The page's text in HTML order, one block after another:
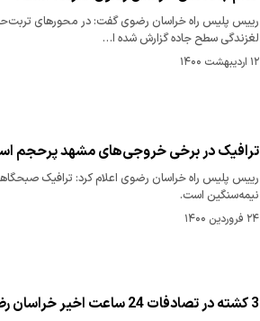
رییس پلیس راه خراسان‌ رضوی گفت: در محورهای
لغزندگی سطح جاده گزارش شده ا…
۱۲ اردیبهشت ۱۴۰۰
ترافیک در برخی خروجی‌های مشهد پرحجم
رییس پلیس راه خراسان‌ رضوی اعلام کرد: ترافیک
نیمه‌سنگین است.
۲۴ فروردین ۱۴۰۰
3 کشته در تصادفات 24 ساعت اخیر خراسان رضوی